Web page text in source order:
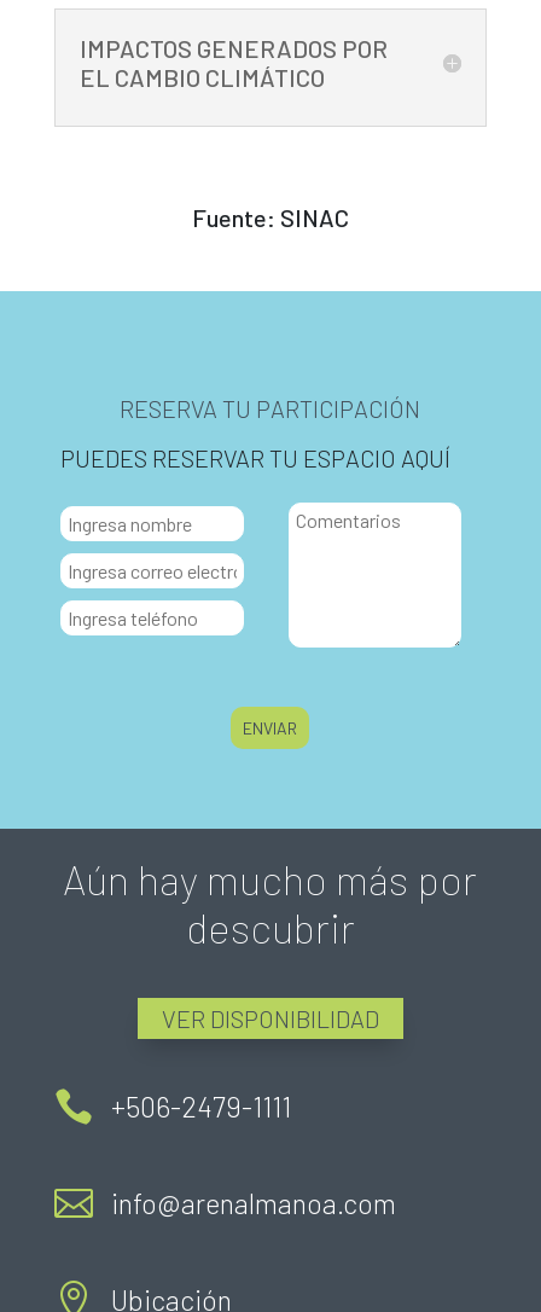
IMPACTOS GENERADOS POR
EL CAMBIO CLIMÁTICO
Fuente: SINAC
RESERVA TU PARTICIPACIÓN
PUEDES RESERVAR TU ESPACIO AQUÍ
Aún hay mucho más por
descubrir
VER DISPONIBILIDAD
 +506-2479-1111
 info@arenalmanoa.com
 Ubicación